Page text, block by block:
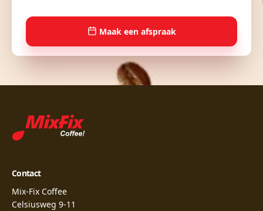
Maak een afspraak
Contact
Mix-Fix Coffee
Celsiusweg 9-11